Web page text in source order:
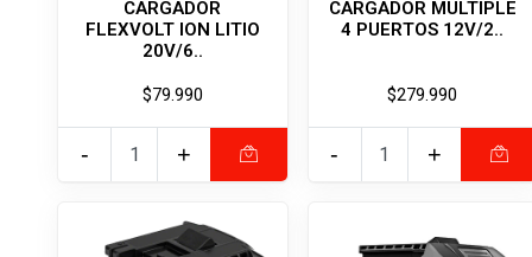
CARGADOR
FLEXVOLT ION LITIO
20V/6..
$79.990
+
-
CARGADOR MULTIPLE
4 PUERTOS 12V/2..
$279.990
+
-